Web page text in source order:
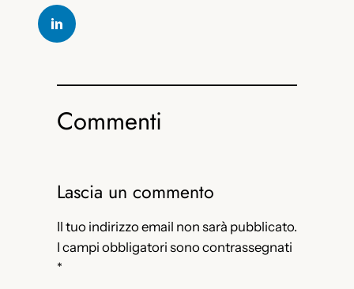
Commenti
Lascia un commento
Il tuo indirizzo email non sarà pubblicato.
I campi obbligatori sono contrassegnati
*